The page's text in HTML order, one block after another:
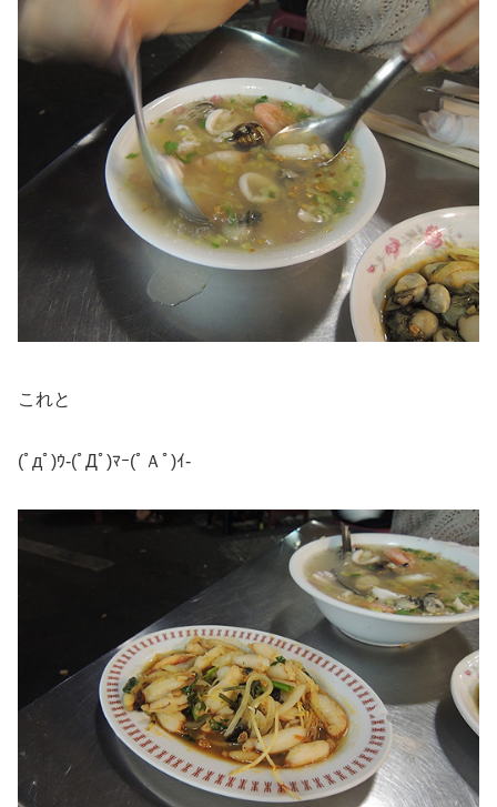
これと
(ﾟдﾟ)ｳ-(ﾟДﾟ)ﾏｰ(ﾟＡﾟ)ｲ-